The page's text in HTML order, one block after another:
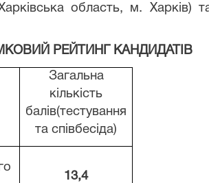
область, м. Харків)
РЕЙТИНГ КАНДИДАТІВ
Загальна
кількість
балів(тестування
та співбесіда)
13,4